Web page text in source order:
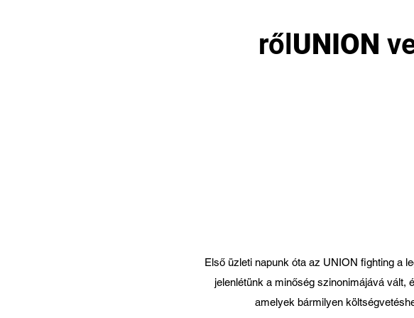
rőlUNION
Első üzleti napunk óta az UNION fighting a
jelenlétünk a minőség szinonimájává
amelyek bármilyen